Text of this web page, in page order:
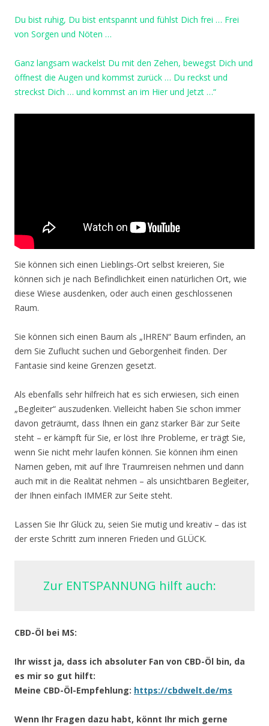
Du bist ruhig, Du bist entspannt und fühlst Dich frei … Frei
von Sorgen und Nöten …
Ganz langsam wackelst Du mit den Zehen, bewegst Dich und
öffnest die Augen und kommst zurück … Du reckst und
streckst Dich … und kommst an im Hier und Jetzt …“
Sie können sich einen Lieblings-Ort selbst kreieren, Sie
können sich je nach Befindlichkeit einen natürlichen Ort, wie
diese Wiese ausdenken, oder auch einen geschlossenen
Raum.
Sie können sich einen Baum als „IHREN“ Baum erfinden, an
dem Sie Zuflucht suchen und Geborgenheit finden. Der
Fantasie sind keine Grenzen gesetzt.
Als ebenfalls sehr hilfreich hat es sich erwiesen, sich einen
„Begleiter“ auszudenken. Vielleicht haben Sie schon immer
davon geträumt, dass Ihnen ein ganz starker Bär zur Seite
steht – er kämpft für Sie, er löst Ihre Probleme, er trägt Sie,
wenn Sie nicht mehr laufen können. Sie können ihm einen
Namen geben, mit auf Ihre Traumreisen nehmen und dann
auch mit in die Realität nehmen – als unsichtbaren Begleiter,
der Ihnen einfach IMMER zur Seite steht.
Lassen Sie Ihr Glück zu, seien Sie mutig und kreativ – das ist
der erste Schritt zum inneren Frieden und GLÜCK.
Zur ENTSPANNUNG hilft auch:
CBD-Öl bei MS:
Ihr wisst ja, dass ich absoluter Fan von CBD-Öl bin, da
es mir so gut hilft:
Meine CBD-Öl-Empfehlung: https://cbdwelt.de/ms
Wenn Ihr Fragen dazu habt, könnt Ihr mich gerne